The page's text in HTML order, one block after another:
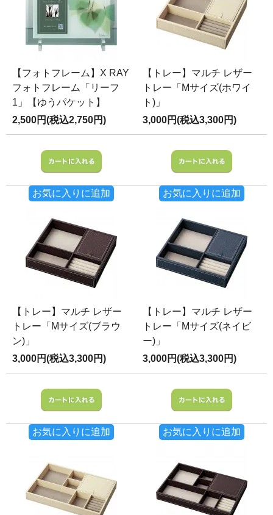
【フォトフレーム】X RAY
フォトフレーム「リーフ
1」【ゆうパケット】
2,500円(税込2,750円)
お気に入りに追加
【トレー】マルチ レザー
トレー「Mサイズ(ホワイ
ト)」
3,000円(税込3,300円)
お気に入りに追加
【トレー】マルチ レザー
トレー「Mサイズ(ブラウ
ン)」
3,000円(税込3,300円)
お気に入りに追加
【トレー】マルチ レザー
トレー「Mサイズ(ネイビ
ー)」
3,000円(税込3,300円)
お気に入りに追加